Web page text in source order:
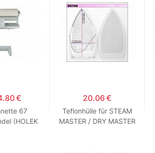
€
67
(HOLEK
20.06 €
Teflonhülle für STEAM
MASTER / DRY MASTER